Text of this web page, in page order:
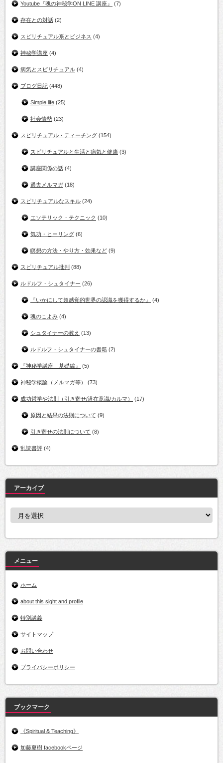
Youtube『魂の神秘学ON LINE 講座』 (7)
存在との対話 (2)
スピリチュアル系とビジネス (4)
神秘学講座 (4)
病気とスピリチュアル (4)
ブログ日記 (448)
Simple life (25)
社会情勢 (23)
スピリチュアル・ティーチング (154)
スピリチュアルと生活と病気と健康 (3)
講座関係の話 (4)
過去メルマガ (18)
スピリチュアルなスキル (24)
エソテリック・テクニック (10)
気功・ヒーリング (6)
瞑想の方法・やり方・効果など (9)
スピリチュアル批判 (88)
ルドルフ・シュタイナー (26)
『いかにして超感覚的世界の認識を獲得するか』 (4)
魂のこよみ (4)
シュタイナーの教え (13)
ルドルフ・シュタイナーの書籍 (2)
『神秘学講座 基礎編』 (5)
神秘学概論（メルマガ等） (73)
成功哲学や法則（引き寄せ/潜在意識/カルマ） (17)
原因と結果の法則について (9)
引き寄せの法則について (8)
乱読書評 (4)
アーカイブ
ア
ブ
メニュー
ホーム
about this sight and profile
特別講義
サイトマップ
お問い合わせ
プライバシーポリシー
ブックマーク
《Spiritual & Teaching》
加藤夏樹 facebookページ